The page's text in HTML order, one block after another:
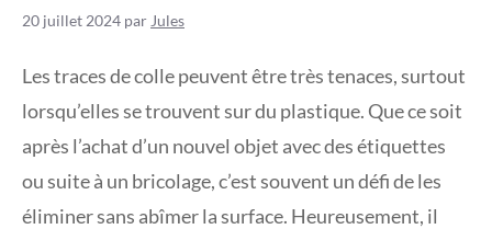
20 juillet 2024 par Jules
Les traces de colle peuvent être très tenaces, surtout
lorsqu’elles se trouvent sur du plastique. Que ce soit
après l’achat d’un nouvel objet avec des étiquettes
ou suite à un bricolage, c’est souvent un défi de les
éliminer sans abîmer la surface. Heureusement, il